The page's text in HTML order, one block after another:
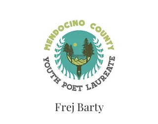
Frej Barty